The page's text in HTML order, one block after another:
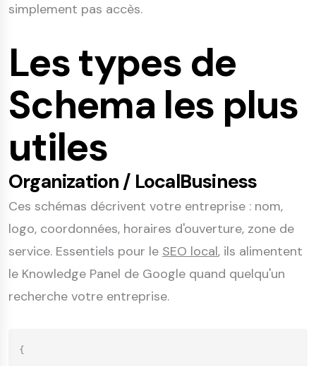
simplement pas accès.
Les types de
Schema les plus
utiles
Organization / LocalBusiness
Ces schémas décrivent votre entreprise : nom,
logo, coordonnées, horaires d'ouverture, zone de
service. Essentiels pour le SEO local, ils alimentent
le Knowledge Panel de Google quand quelqu'un
recherche votre entreprise.
{